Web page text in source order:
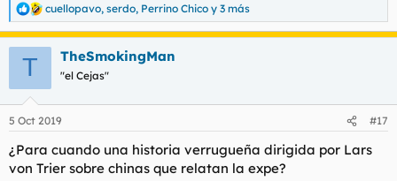
- Sí, claro. Por supuesto.
- Gracias.
No volvieron a cargarme las comisiones. No veo mal que vayas
sin gritar a hacer la reclamación y digas las cosas no tibias
pero sí con voz tranquila y con determinación, ni tampoco veo
mal que des las gracias al final, eso es tener buena educación.
Eso sí, darles las gracias al empleado después de hacerle que
te asegure que va a arreglar eso y no te van a tener ir yendo
para allá cada dos por tres, claro. Se consiguen más con las
R
e
a
e
:
cuellopavo, serdo, Perrino Chico y 3 más
T TheSmokingMan
"el Cejas"
5 Oct 2019 #17
¿Para cuando una historia verrugueña dirigida por Lars
von Trier sobre chinas que relatan la expe?